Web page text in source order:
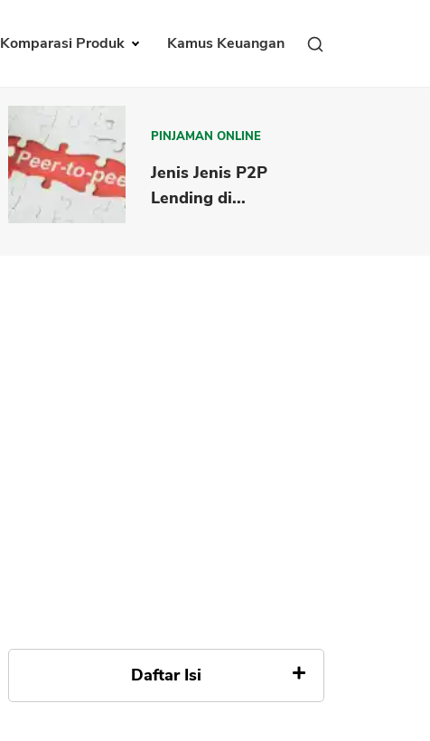
Komparasi Produk Kamus Keuangan
PINJAMAN ONLINE
Jenis Jenis P2P
Lending di...
Daftar Isi